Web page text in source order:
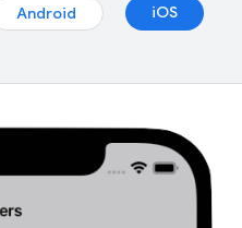
Android
iOS